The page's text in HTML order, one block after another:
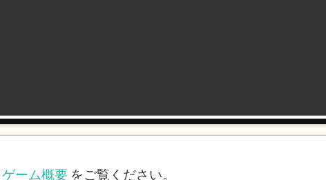
ゲーム概要 をご覧ください。